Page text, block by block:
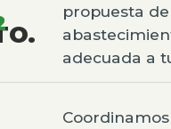
propuesta de
adecuada a